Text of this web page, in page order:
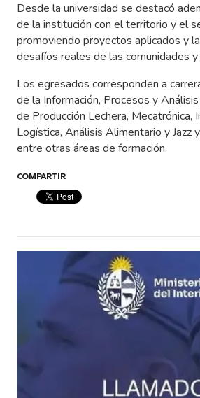
Desde la universidad se destacó
de la institución con el territorio y el
promoviendo proyectos aplicados y
desafíos reales de las comunidades
Los egresados corresponden a
de la Información, Procesos y
de Producción Lechera, Mecatrónica,
Logística, Análisis Alimentario y Jazz
entre otras áreas de formación.
COMPARTIR